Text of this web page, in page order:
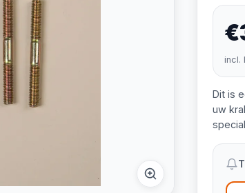
incl.
Dit is
uw